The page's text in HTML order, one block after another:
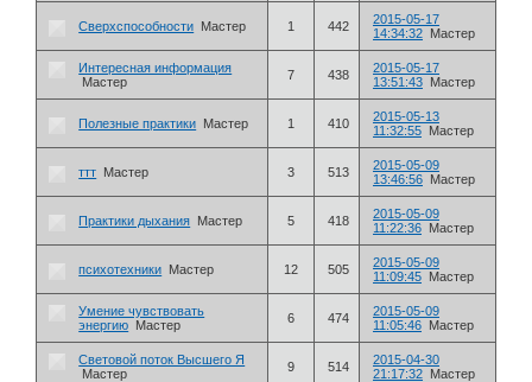
Сверхспособности Мастер 1 442
2015-05-17
14:34:32 Мастер
Интересная информация
Мастер
7 438
2015-05-17
13:51:43 Мастер
Полезные практики Мастер 1 410
2015-05-13
11:32:55 Мастер
ттт Мастер 3 513
2015-05-09
13:46:56 Мастер
Практики дыхания Мастер 5 418
2015-05-09
11:22:36 Мастер
психотехники Мастер 12 505
2015-05-09
11:09:45 Мастер
Умение чувствовать
энергию Мастер 6 474
2015-05-09
11:05:46 Мастер
Световой поток Высшего Я
Мастер
9 514
2015-04-30
21:17:32 Мастер